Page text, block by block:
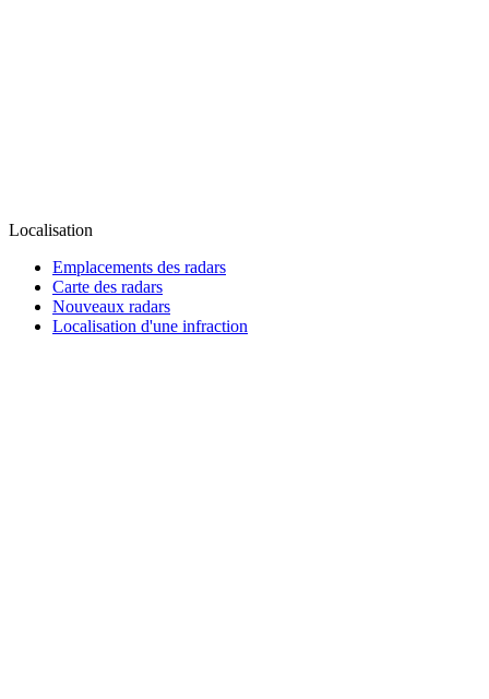
Localisation
Emplacements des radars
Carte des radars
Nouveaux radars
Localisation d'une infraction